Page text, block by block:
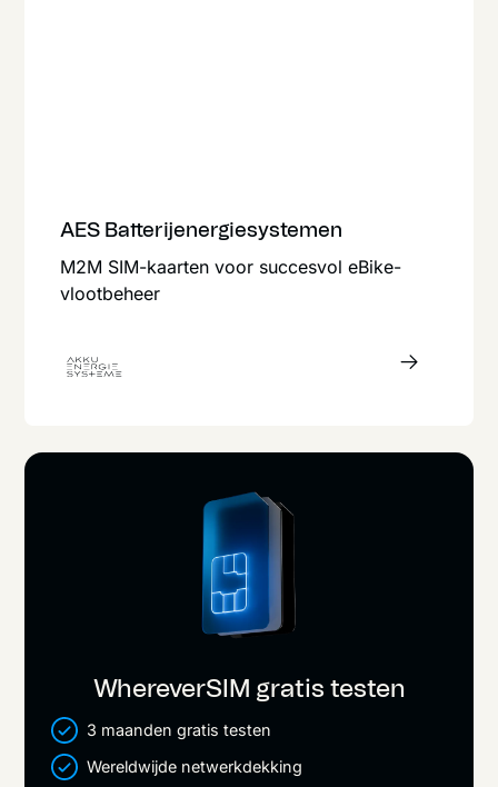
AES Batterijenergiesystemen
M2M SIM-kaarten voor succesvol eBike-
vlootbeheer
WhereverSIM gratis testen
3 maanden gratis testen
Wereldwijde netwerkdekking